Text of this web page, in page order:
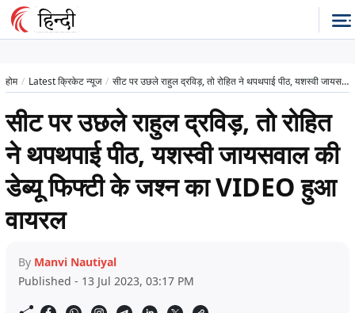
होम Latest क्रिकेट न्यूज सीट पर उछले राहुल द्रविड़, तो रोहित ने थपथपाई पीठ, यशस्वी जायसवाल की डेब्यू फिफ्टी के जश्न का VIDEO हुआ वायरल
सीट पर उछले राहुल द्रविड़, तो रोहित
ने थपथपाई पीठ, यशस्वी जायसवाल की
डेब्यू फिफ्टी के जश्न का VIDEO हुआ
वायरल
By Manvi Nautiyal
Published - 13 Jul 2023, 03:17 PM